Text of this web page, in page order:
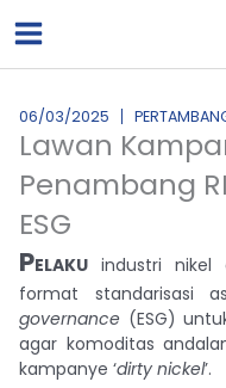
ke
06/03/2025
Lawan
Penambang
ESG
PELAKU industri nikel
format standarisasi
governance (ESG)
agar komoditas
kampanye ‘dirty nickel’.